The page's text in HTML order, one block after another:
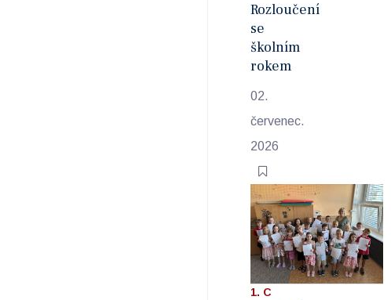
Rozloučení
se
školním
rokem
02.
červenec.
2026
1. C